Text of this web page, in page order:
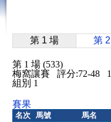
第 1 場 第
第 1 場 (533)
梅窩讓賽 評分:72-48
組別 1
賽果
名次 馬號 馬名